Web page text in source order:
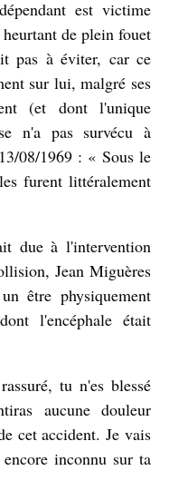
est victime
de plein fouet
pas à éviter, car ce
sur lui, malgré ses
(et dont l'unique
n'a pas survécu à
08/1969 : « Sous le
furent littéralement
due à l'intervention
Jean Miguères
être physiquement
l'encéphale était
tu n'es blessé
aucune douleur
cet accident. Je vais
inconnu sur ta